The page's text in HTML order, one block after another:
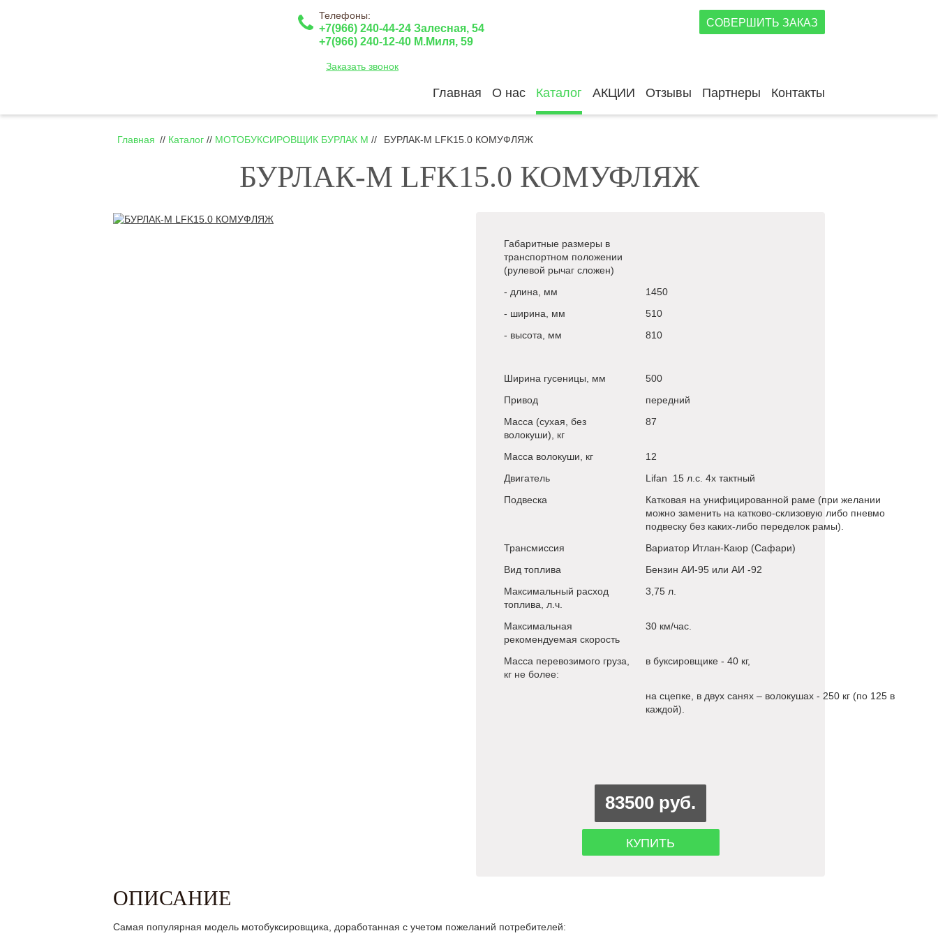
Телефоны:
+7(966) 240-44-24 Залесная, 54
+7(966) 240-12-40 М.Миля, 59
Заказать звонок
СОВЕРШИТЬ ЗАКАЗ
Главная О нас Каталог АКЦИИ Отзывы Партнеры Контакты
Главная // Каталог // МОТОБУКСИРОВЩИК БУРЛАК М // БУРЛАК-М LFK15.0 КОМУФЛЯЖ
БУРЛАК-М LFK15.0 КОМУФЛЯЖ
Габаритные размеры в
транспортном положении
(рулевой рычаг сложен)
- длина, мм
1450
- ширина, мм
510
- высота, мм
810
Ширина гусеницы, мм
500
Привод
передний
Масса (сухая, без
волокуши), кг
87
Масса волокуши, кг
12
Двигатель
Lifan 15 л.с. 4х тактный
Подвеска
Катковая на унифицированной раме (при желании
можно заменить на катково-склизовую либо пневмо
подвеску без каких-либо переделок рамы).
Трансмиссия
Вариатор Итлан-Каюр (Сафари)
Вид топлива
Бензин АИ-95 или АИ -92
Максимальный расход
топлива, л.ч.
3,75 л.
Максимальная
рекомендуемая скорость
30 км/час.
Масса перевозимого груза,
кг не более:
в буксировщике - 40 кг,
на сцепке, в двух санях – волокушах - 250 кг (по 125 в
каждой).
83500 руб.
КУПИТЬ
ОПИСАНИЕ
Самая популярная модель мотобуксировщика, доработанная с учетом пожеланий потребителей: